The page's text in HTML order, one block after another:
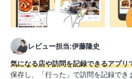
レビュー担当:伊藤隆史
気になる店や訪問を記録できるアプリ
保存し、「行った」で訪問を記録でき